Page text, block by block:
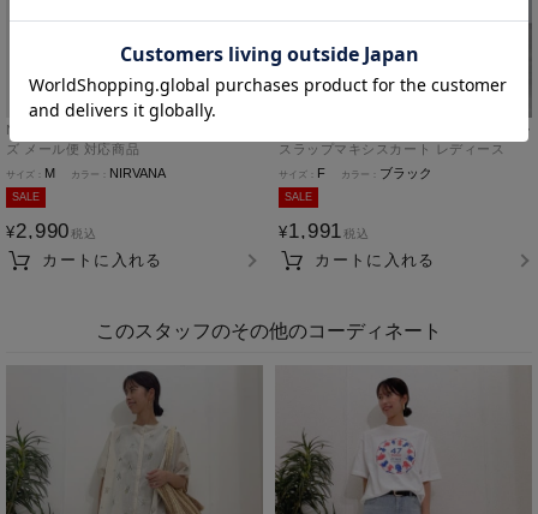
NAVY ロックバンド コラボTシャツ メン
ズ メール便 対応商品
M
NIRVANA
SALE
¥2,990 税込
カートに入れる
スラップマキシスカート レディース
F
ブラック
SALE
¥1,991 税込
カートに入れる
このスタッフのその他のコーディネート